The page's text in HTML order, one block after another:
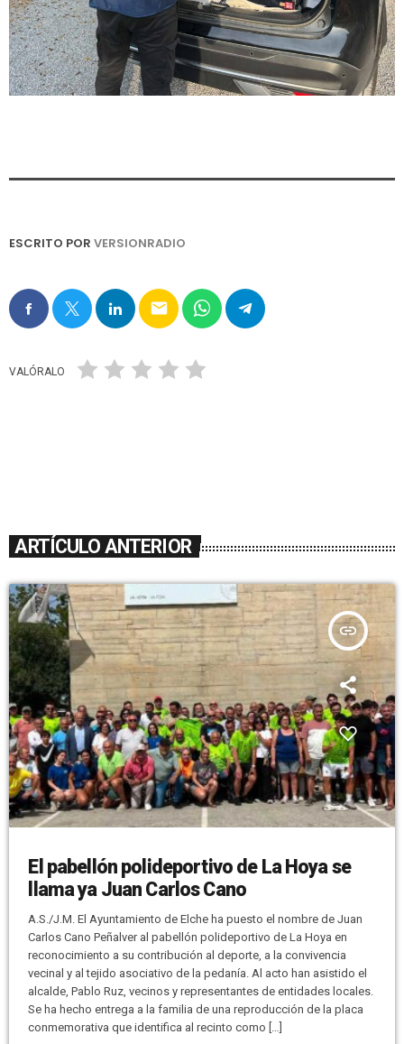
ESCRITO POR VERSIONRADIO
email
VALÓRALO
ARTÍCULO ANTERIOR
insert_link
El pabellón polideportivo de La Hoya se
llama ya Juan Carlos Cano
A.S./J.M. El Ayuntamiento de Elche ha puesto el nombre de Juan
Carlos Cano Peñalver al pabellón polideportivo de La Hoya en
reconocimiento a su contribución al deporte, a la convivencia
vecinal y al tejido asociativo de la pedanía. Al acto han asistido el
alcalde, Pablo Ruz, vecinos y representantes de entidades locales.
Se ha hecho entrega a la familia de una reproducción de la placa
conmemorativa que identifica al recinto como […]